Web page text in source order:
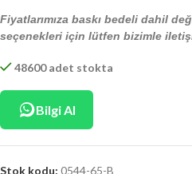
Fiyatlarımıza baskı bedeli dahil
seçenekleri için lütfen bizimle
48600 adet stokta
Bilgi Al
Stok kodu: 0544-65-B